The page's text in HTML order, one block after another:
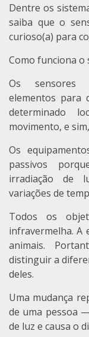
Dentre os
saiba que o
curioso(a) para
Como funciona o
Os sensores
elementos para
determinado
movimento, e
Os
passivos
irradiação de
variações de
Todos os
infravermelha. A
animais.
distinguir a
deles.
Uma mudança
de uma pessoa
de luz e causa o